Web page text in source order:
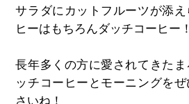
サラダにカットフルーツが添
ヒーはもちろんダッチコーヒー！
長年多くの方に愛されてきた
ッチコーヒーとモーニングを
さいね！